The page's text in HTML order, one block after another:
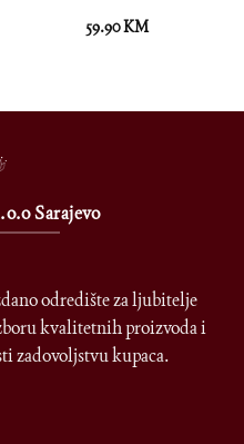
59.90KM
Sarajevo
odredište za ljubitelje
kvalitetnih proizvoda i
zadovoljstvu kupaca.